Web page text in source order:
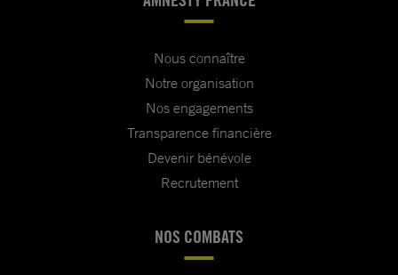
Nous connaître
Notre organisation
Nos engagements
Transparence financière
Devenir bénévole
Recrutement
NOS COMBATS